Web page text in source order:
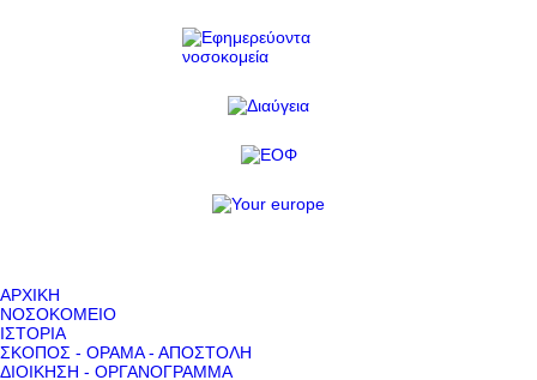
ΑΡΧΙΚΗ
ΝΟΣΟΚΟΜΕΙΟ
ΙΣΤΟΡΙΑ
ΣΚΟΠΟΣ - ΟΡΑΜΑ - ΑΠΟΣΤΟΛΗ
ΔΙΟΙΚΗΣΗ - ΟΡΓΑΝΟΓΡΑΜΜΑ